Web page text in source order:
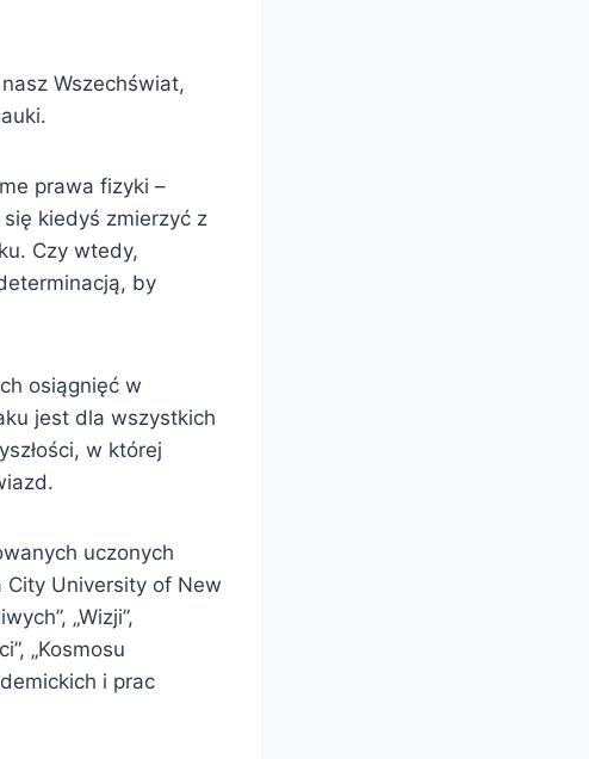
Wszechświat,
prawa fizyki –
kiedyś zmierzyć z
Czy wtedy,
by
osiągnięć w
jest dla wszystkich
w której
uczonych
City University of New
„Wizji”,
„Kosmosu
i prac